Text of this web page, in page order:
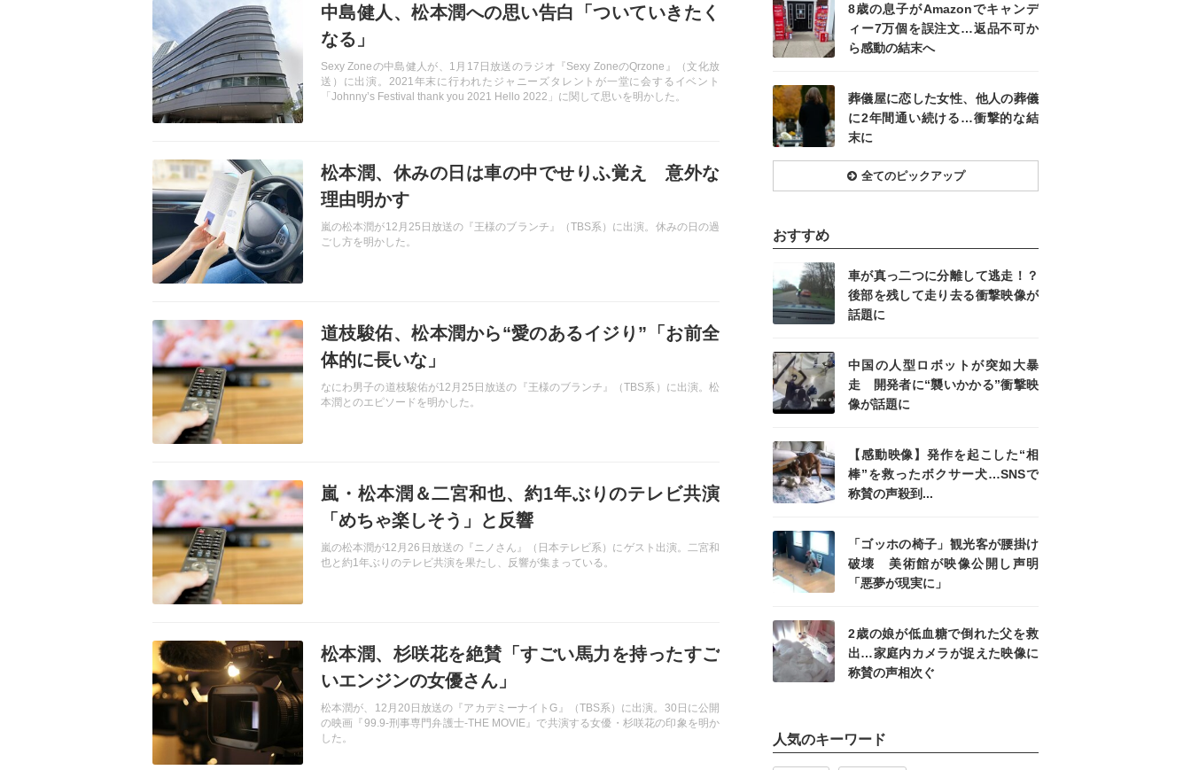
中島健人、松本潤への思い告白「ついていきたく
なる」
Sexy Zoneの中島健人が、1月17日放送のラジオ『Sexy ZoneのQrzone』（文化放
送）に出演。2021年末に行われたジャニーズタレントが一堂に会するイベント
「Johnny’s Festival thank you 2021 Hello 2022」に関して思いを明かした。
松本潤、休みの日は車の中でせりふ覚え 意外な
理由明かす
嵐の松本潤が12月25日放送の『王様のブランチ』（TBS系）に出演。休みの日の過
ごし方を明かした。
道枝駿佑、松本潤から“愛のあるイジり”「お前全
体的に長いな」
なにわ男子の道枝駿佑が12月25日放送の『王様のブランチ』（TBS系）に出演。松
本潤とのエピソードを明かした。
嵐・松本潤＆二宮和也、約1年ぶりのテレビ共演
「めちゃ楽しそう」と反響
嵐の松本潤が12月26日放送の『ニノさん』（日本テレビ系）にゲスト出演。二宮和
也と約1年ぶりのテレビ共演を果たし、反響が集まっている。
松本潤、杉咲花を絶賛「すごい馬力を持ったすご
いエンジンの女優さん」
松本潤が、12月20日放送の『アカデミーナイトG』（TBS系）に出演。30日に公開
の映画『99.9-刑事専門弁護士-THE MOVIE』で共演する女優・杉咲花の印象を明か
した。
8歳の息子がAmazonでキャンデ
ィー7万個を誤注文…返品不可か
ら感動の結末へ
葬儀屋に恋した女性、他人の葬儀
に2年間通い続ける…衝撃的な結
末に
記事を読む
全てのピックアップ
おすすめ
車が真っ二つに分離して逃走！？
後部を残して走り去る衝撃映像が
話題に
中国の人型ロボットが突如大暴
走 開発者に“襲いかかる”衝撃映
像が話題に
【感動映像】発作を起こした“相
棒”を救ったボクサー犬…SNSで
称賛の声殺到...
「ゴッホの椅子」観光客が腰掛け
破壊 美術館が映像公開し声明
「悪夢が現実に」
2歳の娘が低血糖で倒れた父を救
出…家庭内カメラが捉えた映像に
称賛の声相次ぐ
人気のキーワード